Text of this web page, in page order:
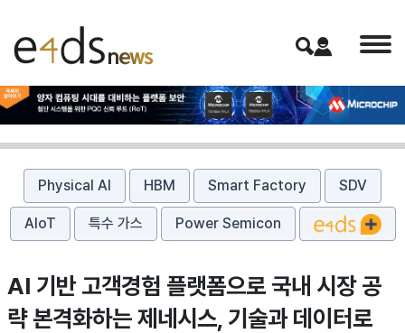
Physical AI HBM Smart Factory SDV
AIoT 특수 가스 Power Semicon
AI 기반 고객경험 플랫폼으로 국내 시장 공
략 본격화하는 제네시스, 기술과 데이터로